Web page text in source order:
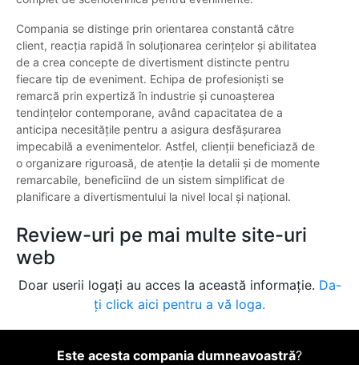
Compania se distinge prin orientarea constantă către
client, reacția rapidă în soluționarea cerințelor și abilitatea
de a crea concepte de divertisment distincte pentru
fiecare tip de eveniment. Echipa de profesioniști se
remarcă prin expertiză în industrie și cunoașterea
tendințelor contemporane, având capacitatea de a
anticipa necesitățile pentru a asigura desfășurarea
impecabilă a evenimentelor. Astfel, clienții beneficiază de
o organizare riguroasă, de atenție la detalii și de momente
remarcabile, beneficiind de un sistem simplificat de
planificare a divertismentului la nivel local și național.
Review-uri pe mai multe site-uri
web
Doar userii logați au acces la această informație. Da-
ți click aici pentru a vă loga.
Este acesta compania dumneavoastră?